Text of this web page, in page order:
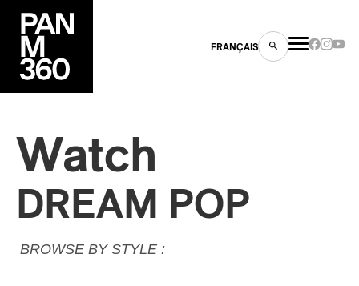
FRANÇAIS
Watch
DREAM POP
BROWSE BY STYLE :